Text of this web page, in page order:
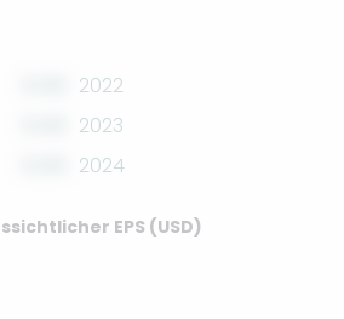
2022
2023
2024
EPS (USD)